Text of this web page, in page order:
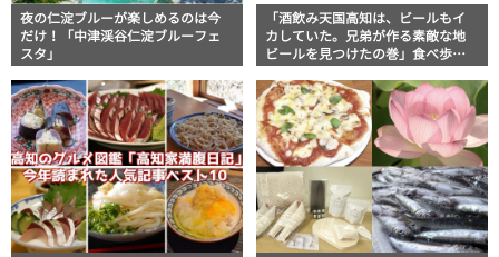
夜の仁淀ブルーが楽しめるのは今
だけ！「中津渓谷仁淀ブルーフェ
スタ」
「酒飲み天国高知は、ビールもイ
カしていた。兄弟が作る素敵な地
ビールを見つけたの巻」食べ歩き
記 その83